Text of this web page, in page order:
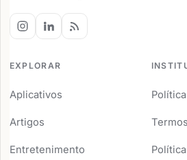
EXPLORAR
Aplicativos
Artigos
Entretenimento